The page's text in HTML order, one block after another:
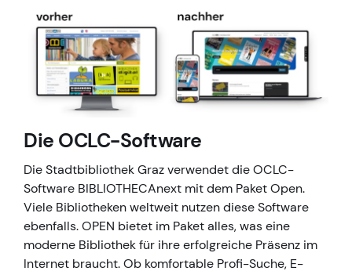
Die OCLC-Software
Die Stadtbibliothek Graz verwendet die OCLC-
Software BIBLIOTHECAnext mit dem Paket Open.
Viele Bibliotheken weltweit nutzen diese Software
ebenfalls. OPEN bietet im Paket alles, was eine
moderne Bibliothek für ihre erfolgreiche Präsenz im
Internet braucht. Ob komfortable Profi-Suche, E-